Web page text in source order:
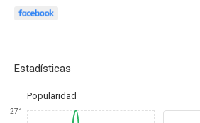
Estadísticas
Popularidad
271